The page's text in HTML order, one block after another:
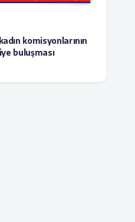
komisyonlarının
buluşması